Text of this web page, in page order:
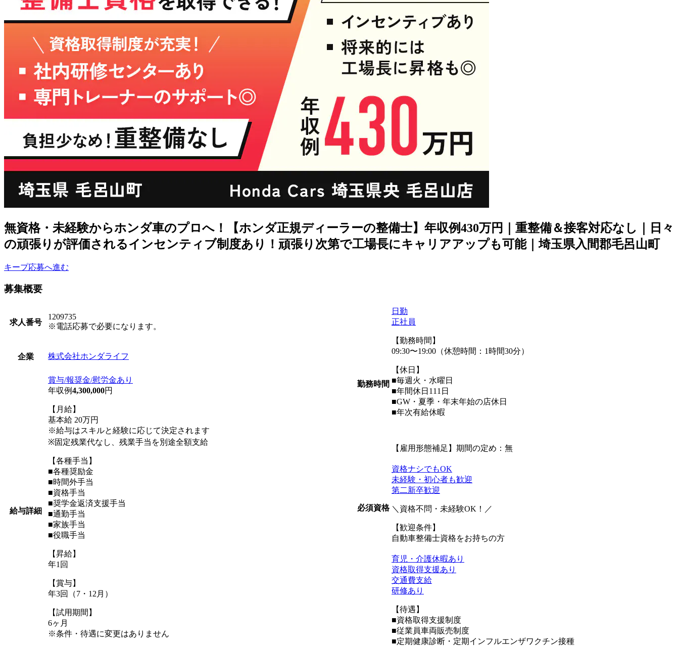
無資格・未経験からホンダ車のプロへ！【ホンダ正規ディーラーの整備士】年収例430万円｜重整備＆接客対応なし｜日々
の頑張りが評価されるインセンティブ制度あり！頑張り次第で工場長にキャリアアップも可能｜埼玉県入間郡毛呂山町
キープ応募へ進む
募集概要
求人番号
1209735
※電話応募で必要になります。
企業 株式会社ホンダライフ
給与詳細
賞与/報奨金/慰労金あり
年収例4,300,000円
【月給】
基本給 20万円
※給与はスキルと経験に応じて決定されます
※固定残業代なし、残業手当を別途全額支給
【各種手当】
■各種奨励金
■時間外手当
■資格手当
■奨学金返済支援手当
■通勤手当
■家族手当
■役職手当
【昇給】
年1回
【賞与】
年3回（7・12月）
【試用期間】
6ヶ月
※条件・待遇に変更はありません
勤務時間
日勤
正社員
【勤務時間】
09:30〜19:00（休憩時間：1時間30分）
【休日】
■毎週火・水曜日
■年間休日111日
■GW・夏季・年末年始の店休日
■年次有給休暇
【雇用形態補足】期間の定め：無
必須資格
資格ナシでもOK
未経験・初心者も歓迎
第二新卒歓迎
＼資格不問・未経験OK！／
【歓迎条件】
自動車整備士資格をお持ちの方
育児・介護休暇あり
資格取得支援あり
交通費支給
研修あり
【待遇】
■資格取得支援制度
■従業員車両販売制度
■定期健康診断・定期インフルエンザワクチン接種